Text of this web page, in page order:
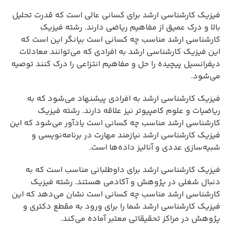
فیزیک کارشناسی ارشد برای کسانی عالی است که قدرت تحلیل
بالا و درک عمیق از مفاهیم ریاضی دارند. رشته فیزیک
کارشناسی ارشد مناسب چه کسانی است بیانگر این است که
این فیزیک کارشناسی ارشد به افرادی که می‌توانند معادلات
دیفرانسیل پیچیده را حل و مفاهیم انتزاعی را درک کنند توصیه
می‌شود.
فیزیک کارشناسی ارشد به افرادی پیشنهاد می‌شود که به
ریاضیات و علوم کامپیوتر نیز علاقه دارند. رشته فیزیک
کارشناسی ارشد مناسب چه کسانی است یادآور می‌شود که این
فیزیک کارشناسی ارشد نیازمند مهارت در برنامه‌نویسی و
شبیه‌سازی عددی و آنالیز داده‌ها است.
فیزیک کارشناسی ارشد برای داوطلبانی مناسب است که به
دنبال شغلی در پژوهش و آکادمی هستند. رشته فیزیک
کارشناسی ارشد مناسب چه کسانی است نشان می‌دهد که این
فیزیک کارشناسی ارشد شما را برای ورود به مقطع دکتری و
پژوهش در مراکز تحقیقاتی معتبر آماده می‌کند.